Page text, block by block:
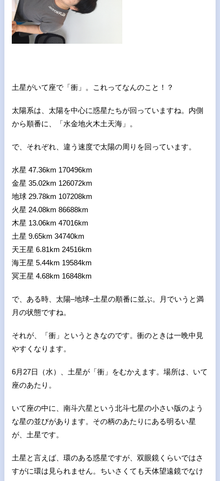
土星がいて座で「衝」。これってなんのこと！？
太陽系は、太陽を中心に惑星たちが回っていますね。内側
から順番に、「水金地火木土天海」。
で、それぞれ、違う速度で太陽の周りを回っています。
水星 47.36km 170496km
金星 35.02km 126072km
地球29.78km 107208km
火星 24.08km 86688km
木星 13.06km 47016km
土星 9.65km 34740km
天王星 6.81km 24516km
海王星 5.44km 19584km
冥王星 4.68km 16848km
で、ある時、太陽–地球–土星の順番に並ぶ。月でいうと満
月の状態ですね。
それが、「衝」というときなのです。衝のときは一晩中見
やすくなります。
6月 27日（水）、土星が「衝」をむかえます。場所は、いて
座のあたり。
いて座の中に、南斗六星という北斗七星の小さい版のよう
な星の並びがあります。その柄のあたりにある明るい星
が、土星です。
土星と言えば、環のある惑星ですが、双眼鏡くらいではさ
すがに環は見られません。ちいさくても天体望遠鏡でなけ